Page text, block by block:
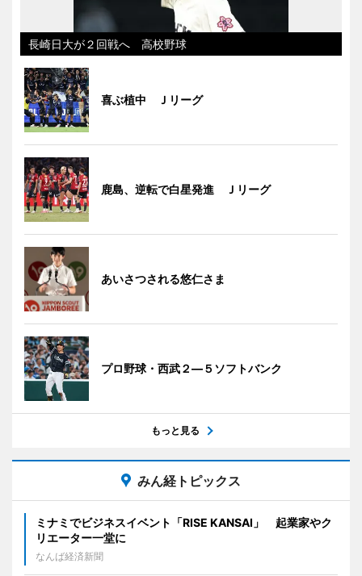
長崎日大が２回戦へ 高校野球
喜ぶ植中 Ｊリーグ
鹿島、逆転で白星発進 Ｊリーグ
あいさつされる悠仁さま
プロ野球・西武２―５ソフトバンク
もっと見る
みん経トピックス
ミナミでビジネスイベント「RISE KANSAI」 起業家やク
リエーター一堂に
なんば経済新聞